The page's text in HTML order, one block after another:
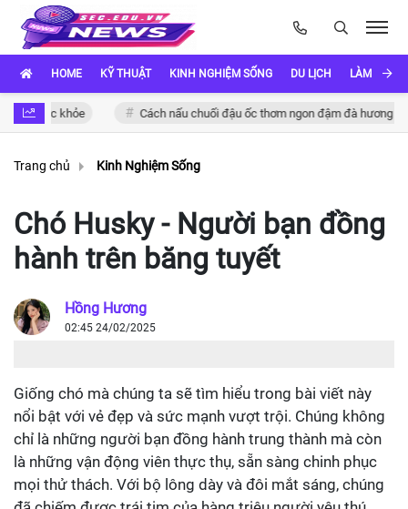
HOME KỸ THUẬT KINH NGHIỆM SỐNG DU LỊCH LÀM ĐẸP
khỏe Cách nấu chuối đậu ốc thơm ngon đậm đà hương vị Việt
Trang chủ Kinh Nghiệm Sống
Chó Husky - Người bạn đồng
hành trên băng tuyết
Hồng Hương
02:45 24/02/2025
Giống chó mà chúng ta sẽ tìm hiểu trong bài viết này
nổi bật với vẻ đẹp và sức mạnh vượt trội. Chúng không
chỉ là những người bạn đồng hành trung thành mà còn
là những vận động viên thực thụ, sẵn sàng chinh phục
mọi thử thách. Với bộ lông dày và đôi mắt sáng, chúng